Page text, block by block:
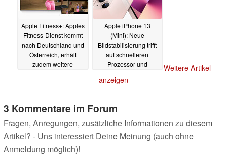
Apple Fitness+: Apples
Fitness-Dienst kommt
nach Deutschland und
Österreich, erhält
zudem weitere
Apple iPhone 13
(Mini): Neue
Bildstabilisierung trifft
auf schnelleren
Prozessor und
14.09.2021
Weitere Artikel
anzeigen
3 Kommentare im Forum
Fragen, Anregungen, zusätzliche Informationen zu diesem
Artikel? - Uns interessiert Deine Meinung (auch ohne
Anmeldung möglich)!